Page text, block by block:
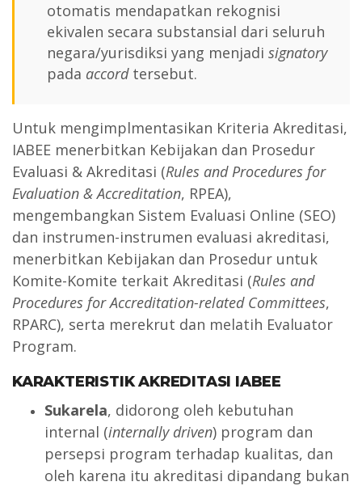
otomatis mendapatkan rekognisi
ekivalen secara substansial dari seluruh
negara/yurisdiksi yang menjadi signatory
pada accordtersebut.
Untuk mengimplmentasikan Kriteria Akreditasi,
IABEE menerbitkan Kebijakan dan Prosedur
Evaluasi & Akreditasi (Rules and Procedures for
Evaluation & Accreditation, RPEA),
mengembangkan Sistem Evaluasi Online (SEO)
dan instrumen-instrumen evaluasi akreditasi,
menerbitkan Kebijakan dan Prosedur untuk
Komite-Komite terkait Akreditasi (Rules and
Procedures for Accreditation-related Committees,
RPARC), serta merekrut dan melatih Evaluator
Program.
KARAKTERISTIK AKREDITASI IABEE
Sukarela, didorong oleh kebutuhan
internal (internally driven) program dan
persepsi program terhadap kualitas, dan
oleh karena itu akreditasi dipandang bukan